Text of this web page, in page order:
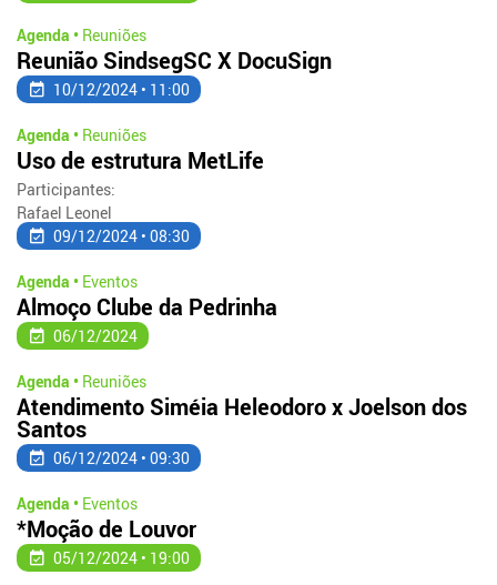
Agenda • Reuniões
Reunião SindsegSC X DocuSign
10/12/2024 • 11:00
Agenda • Reuniões
Uso de estrutura MetLife
Participantes:
Rafael Leonel
09/12/2024 • 08:30
Agenda • Eventos
Almoço Clube da Pedrinha
06/12/2024
Agenda • Reuniões
Atendimento Siméia Heleodoro x Joelson dos
Santos
06/12/2024 • 09:30
Agenda • Eventos
*Moção de Louvor
05/12/2024 • 19:00